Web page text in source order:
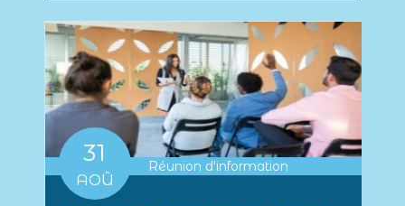
31
AOÛ
Réunion d'information